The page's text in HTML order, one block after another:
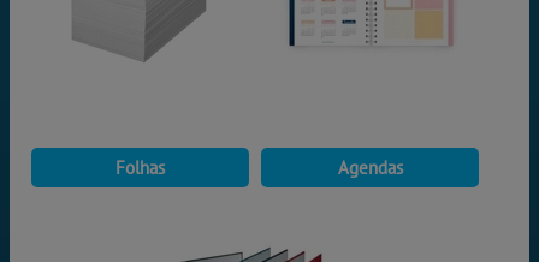
Folhas Agendas